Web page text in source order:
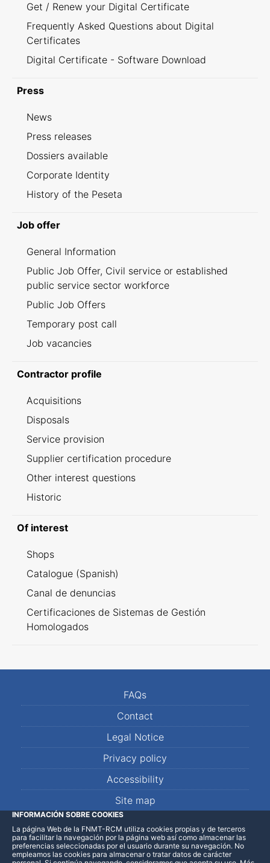
Get / Renew your Digital Certificate
Frequently Asked Questions about Digital
Certificates
Digital Certificate - Software Download
Press
News
Press releases
Dossiers available
Corporate Identity
History of the Peseta
Job offer
General Information
Public Job Offer, Civil service or established
public service sector workforce
Public Job Offers
Temporary post call
Job vacancies
Contractor profile
Acquisitions
Disposals
Service provision
Supplier certification procedure
Other interest questions
Historic
Of interest
Shops
Catalogue (Spanish)
Canal de denuncias
Certificaciones de Sistemas de Gestión
Homologados
FAQs
Contact
Legal Notice
Privacy policy
Accessibility
Site map
LinkedInFacebookWhatsApp
INFORMACIÓN SOBRE COOKIES
La página Web de la FNMT-RCM utiliza cookies propias y de terceros
para facilitar la navegación por la página web así como almacenar las
preferencias seleccionadas por el usuario durante su navegación. No
empleamos las cookies para almacenar o tratar datos de carácter